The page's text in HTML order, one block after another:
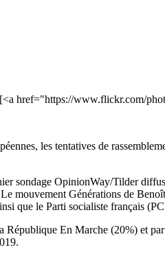
href="https://www.flickr.com/
les tentatives de
sondage OpinionWay/Tilder
mouvement Générations de
que le Parti socialiste français
En Marche (20%) et